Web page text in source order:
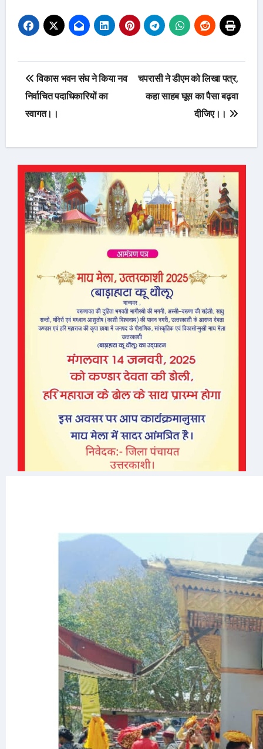
Post
navigation
विकास भवन संघ ने किया नव
निर्वाचित पदाधिकारियों का
स्वागत।।
चपरासी ने डीएम को लिखा पत्र,
कहा साहब घूस का पैसा बढ़वा
दीजिए।।